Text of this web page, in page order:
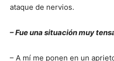
ataque de nervios.
– Fue una situación muy
– A mí me ponen en un